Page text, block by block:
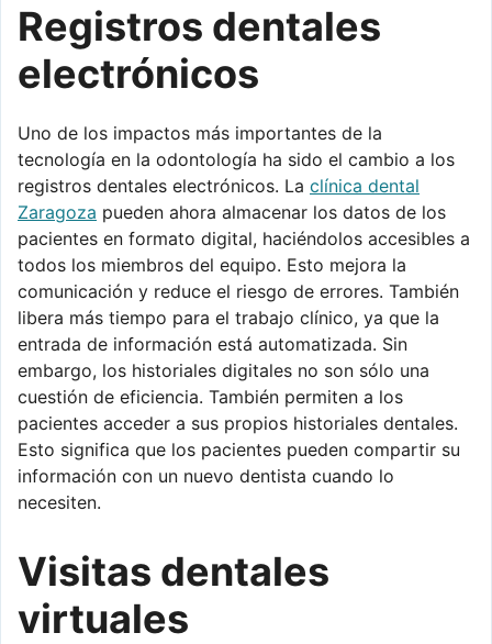
Registros dentales
electrónicos
Uno de los impactos más importantes de la
tecnología en la odontología ha sido el cambio a los
registros dentales electrónicos. La clínica dental
Zaragoza pueden ahora almacenar los datos de los
pacientes en formato digital, haciéndolos accesibles a
todos los miembros del equipo. Esto mejora la
comunicación y reduce el riesgo de errores. También
libera más tiempo para el trabajo clínico, ya que la
entrada de información está automatizada. Sin
embargo, los historiales digitales no son sólo una
cuestión de eficiencia. También permiten a los
pacientes acceder a sus propios historiales dentales.
Esto significa que los pacientes pueden compartir su
información con un nuevo dentista cuando lo
necesiten.
Visitas dentales
virtuales